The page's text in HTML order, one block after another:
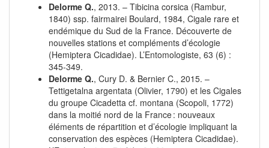
Delorme Q., 2013. – Tibicina corsica (Rambur,
1840) ssp. fairmairei Boulard, 1984, Cigale rare et
endémique du Sud de la France. Découverte de
nouvelles stations et compléments d’écologie
(Hemiptera Cicadidae). L’Entomologiste, 63 (6) :
345‑349.
Delorme Q., Cury D. & Bernier C., 2015. –
Tettigetalna argentata (Olivier, 1790) et les Cigales
du groupe Cicadetta cf. montana (Scopoli, 1772)
dans la moitié nord de la France : nouveaux
éléments de répartition et d’écologie impliquant la
conservation des espèces (Hemiptera Cicadidae).